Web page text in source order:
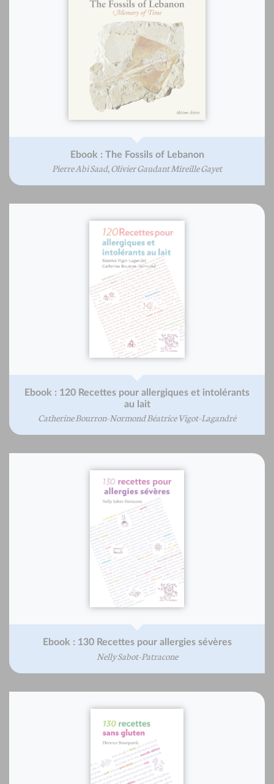
Ebook : The Fossils of Lebanon
Pierre Abi Saad, Olivier Gaudant Mireille Gayet
Ebook : 120 Recettes pour allergiques et intolérants
au lait
Catherine Bourron-Normond Béatrice Vigot-Lagandré
Ebook : 130 Recettes pour allergies sévères
Nelly Sabot-Patracone